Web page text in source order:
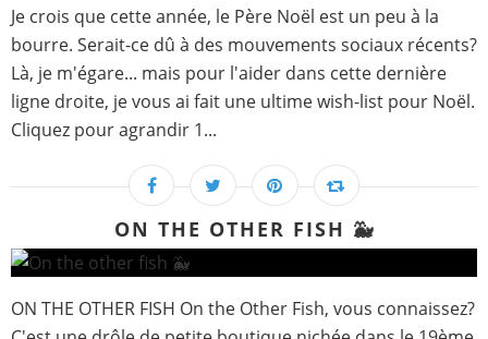
Je crois que cette année, le Père Noël est un peu à la
bourre. Serait-ce dû à des mouvements sociaux récents?
Là, je m'égare... mais pour l'aider dans cette dernière
ligne droite, je vous ai fait une ultime wish-list pour Noël.
Cliquez pour agrandir 1...
ON THE OTHER FISH 🐳
ON THE OTHER FISH On the Other Fish, vous connaissez?